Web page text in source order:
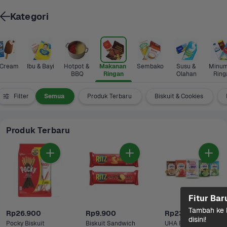
Ibu & Bayi
Hotpot &
BBQ
Makanan
Ringan
Sembako
Susu &
Olahan
Filter Semua Produk Terbaru Biskuit & Cookies
Produk Terbaru
Rp26.900
Pocky Biskuit
Rp9.900
Biskuit Sandwich
Rp23.500
UHA Permen
Kategori
Fitur
Tambah ke
disini!